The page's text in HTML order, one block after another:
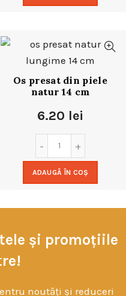
Os presat din piele
natur 14 cm
6.20 lei
ADAUGĂ ÎN COȘ
și promoțiile
noutăți și reduceri